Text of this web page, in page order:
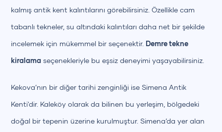
kalmış antik kent kalıntılarını görebilirsiniz. Özellikle cam
tabanlı tekneler, su altındaki kalıntıları daha net bir şekilde
incelemek için mükemmel bir seçenektir. Demre tekne
kiralama seçenekleriyle bu eşsiz deneyimi yaşayabilirsiniz.
Kekova’nın bir diğer tarihi zenginliği ise Simena Antik
Kenti'dir. Kaleköy olarak da bilinen bu yerleşim, bölgedeki
doğal bir tepenin üzerine kurulmuştur. Simena’da yer alan